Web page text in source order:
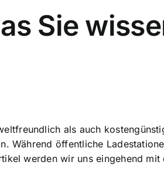
Sie
als auch
Während öffentliche
werden wir uns eingehend mit